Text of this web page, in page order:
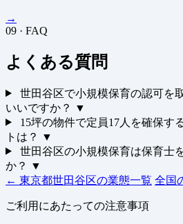
→
09 · FAQ
よくある質問
世田谷区で小規模保育の認可を
いいですか？
▼
15坪の物件で定員17人を確保す
トは？
▼
世田谷区の小規模保育は保育士
か？
▼
← 東京都世田谷区の業態一覧 全国
ご利用にあたっての注意事項